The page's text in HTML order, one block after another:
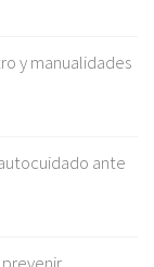
y manualidades
ante